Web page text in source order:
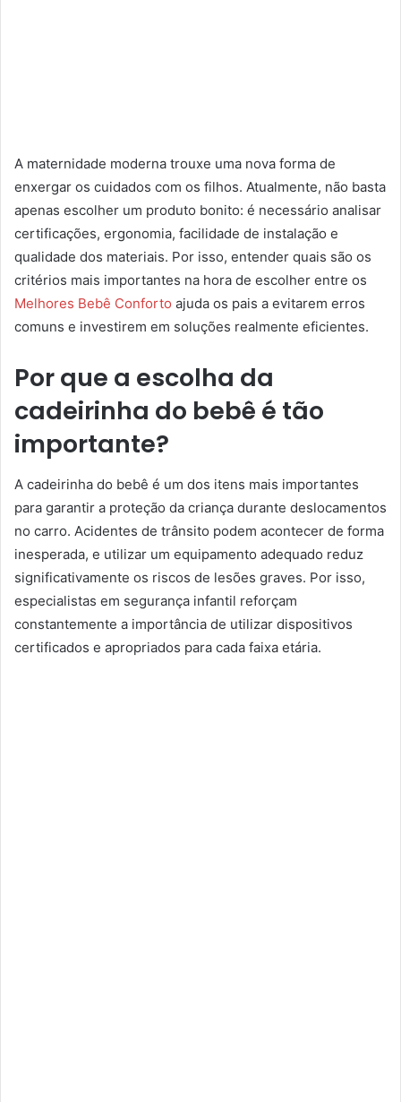
A maternidade moderna trouxe uma nova forma de
enxergar os cuidados com os filhos. Atualmente, não basta
apenas escolher um produto bonito: é necessário analisar
certificações, ergonomia, facilidade de instalação e
qualidade dos materiais. Por isso, entender quais são os
critérios mais importantes na hora de escolher entre os
Melhores Bebê Conforto ajuda os pais a evitarem erros
comuns e investirem em soluções realmente eficientes.
Por que a escolha da
cadeirinha do bebê é tão
importante?
A cadeirinha do bebê é um dos itens mais importantes
para garantir a proteção da criança durante deslocamentos
no carro. Acidentes de trânsito podem acontecer de forma
inesperada, e utilizar um equipamento adequado reduz
significativamente os riscos de lesões graves. Por isso,
especialistas em segurança infantil reforçam
constantemente a importância de utilizar dispositivos
certificados e apropriados para cada faixa etária.